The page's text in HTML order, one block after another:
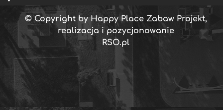
© Copyright by Happy Place Zabaw Projekt,
realizacja i pozycjonowanie
RSO.pl